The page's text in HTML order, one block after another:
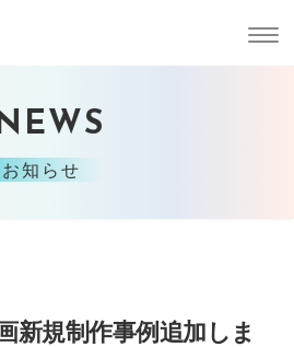
お知らせ
新規制作事例追加しま